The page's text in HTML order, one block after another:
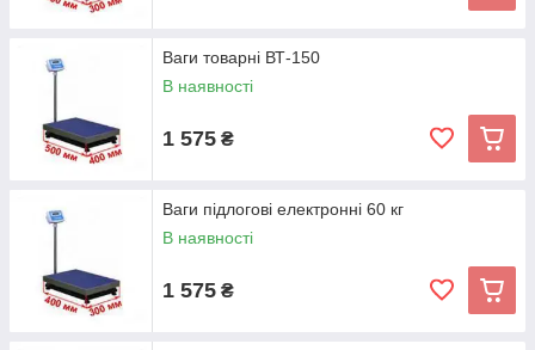
Ваги товарні ВТ-150
В наявності
1 575 ₴
Ваги підлогові електронні 60 кг
В наявності
1 575 ₴